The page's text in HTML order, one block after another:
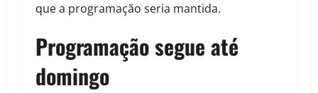
que a programação seria mantida.
Programação segue até
domingo